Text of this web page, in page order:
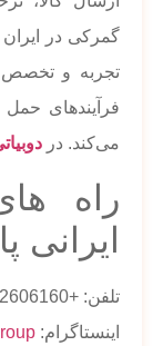
گمرکی در ایران
فرآیندهای
می‌کند. در
راه
ایرانی
تلفن: +971552606160
اینستاگرام: